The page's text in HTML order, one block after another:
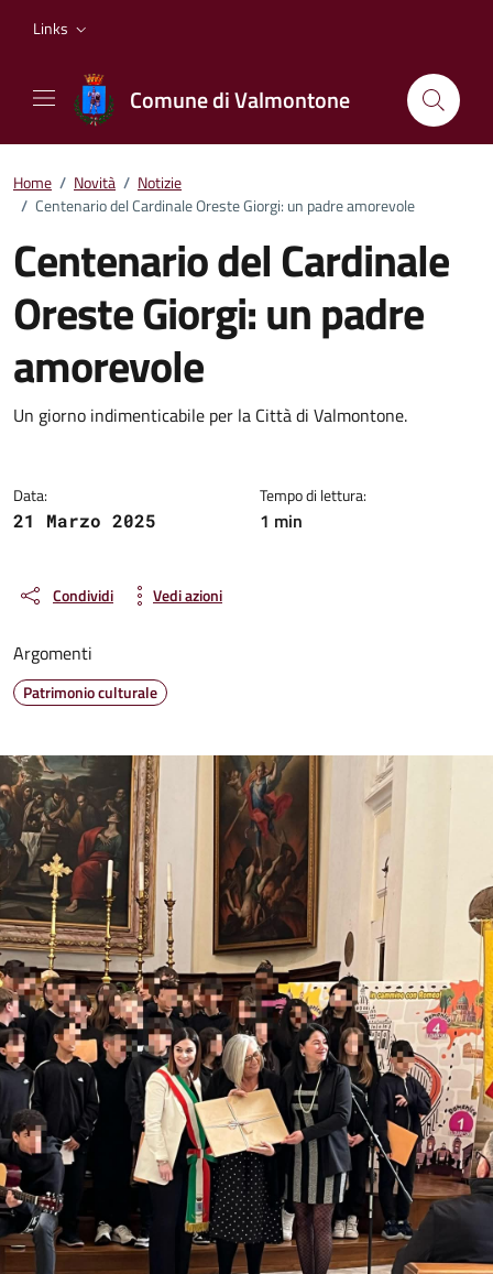
Links
Comune di Valmontone
Home / Novità / Notizie
/ Centenario del Cardinale Oreste Giorgi: un padre amorevole
Centenario del Cardinale
Oreste Giorgi: un padre
amorevole
Dettagli della notizia
Un giorno indimenticabile per la Città di Valmontone.
Data:
21 Marzo 2025
Tempo di lettura:
1 min
Condividi Vedi azioni
Argomenti
Patrimonio culturale